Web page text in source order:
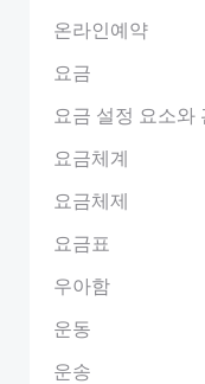
온라인예약
요금
요금 설정 요소와
요금체계
요금체제
요금표
우아함
운동
운송